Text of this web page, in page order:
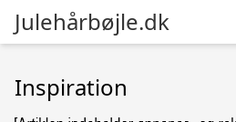
Julehårbøjle.dk
Inspiration